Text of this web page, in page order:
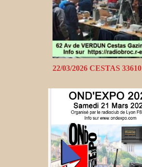
22/03/2026 CESTAS 33610